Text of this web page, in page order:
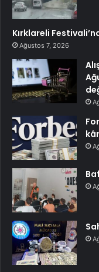
Kırklareli
Ağustos 7, 2026